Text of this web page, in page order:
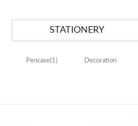
STATIONERY
Pencase(1) Decoration